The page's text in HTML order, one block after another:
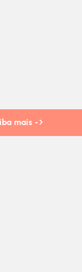
mais ->